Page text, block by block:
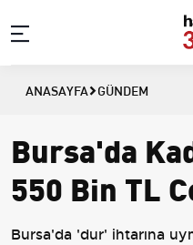
ANASAYFA GÜNDEM
Bursa'da
550 Bin TL
Bursa'da 'dur' ihtarına